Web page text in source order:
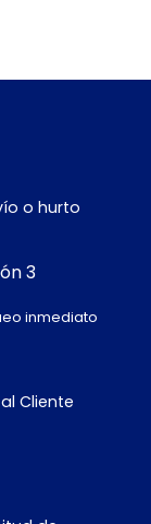
o hurto
3
inmediato
Cliente